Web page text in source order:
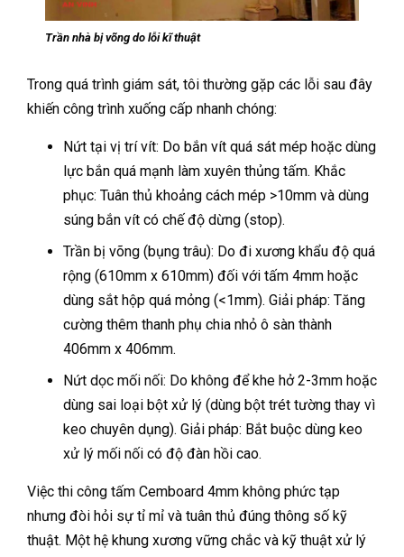
Trần nhà bị võng do lỗi kĩ thuật
Trong quá trình giám sát, tôi thường gặp các lỗi sau đây
khiến công trình xuống cấp nhanh chóng:
Nứt tại vị trí vít: Do bắn vít quá sát mép hoặc dùng
lực bắn quá mạnh làm xuyên thủng tấm. Khắc
phục: Tuân thủ khoảng cách mép >10mm và dùng
súng bắn vít có chế độ dừng (stop).
Trần bị võng (bụng trâu): Do đi xương khẩu độ quá
rộng (610mm x 610mm) đối với tấm 4mm hoặc
dùng sắt hộp quá mỏng (<1mm). Giải pháp: Tăng
cường thêm thanh phụ chia nhỏ ô sàn thành
406mm x 406mm.
Nứt dọc mối nối: Do không để khe hở 2-3mm hoặc
dùng sai loại bột xử lý (dùng bột trét tường thay vì
keo chuyên dụng). Giải pháp: Bắt buộc dùng keo
xử lý mối nối có độ đàn hồi cao.
Việc thi công tấm Cemboard 4mm không phức tạp
nhưng đòi hỏi sự tỉ mỉ và tuân thủ đúng thông số kỹ
thuật. Một hệ khung xương vững chắc và kỹ thuật xử lý